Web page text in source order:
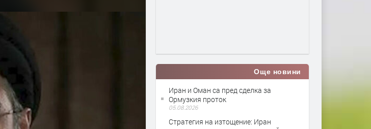
Още новини
Иран и Оман са пред сделка за
Ормузкия проток
05.08.2026
Стратегия на изтощение: Иран